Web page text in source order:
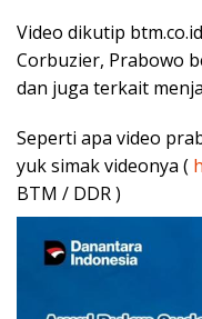
Video dikutip
Corbuzier, Prabowo
dan juga terkait
Seperti apa video
yuk simak videonya (
BTM / DDR )